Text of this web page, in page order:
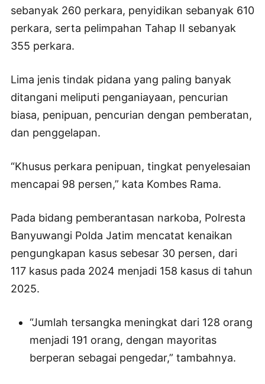
sebanyak 260 perkara, penyidikan sebanyak 610
perkara, serta pelimpahan Tahap II sebanyak
355 perkara.
Lima jenis tindak pidana yang paling banyak
ditangani meliputi penganiayaan, pencurian
biasa, penipuan, pencurian dengan pemberatan,
dan penggelapan.
“Khusus perkara penipuan, tingkat penyelesaian
mencapai 98 persen,” kata Kombes Rama.
Pada bidang pemberantasan narkoba, Polresta
Banyuwangi Polda Jatim mencatat kenaikan
pengungkapan kasus sebesar 30 persen, dari
117 kasus pada 2024 menjadi 158 kasus di tahun
2025.
“Jumlah tersangka meningkat dari 128 orang
menjadi 191 orang, dengan mayoritas
berperan sebagai pengedar,” tambahnya.